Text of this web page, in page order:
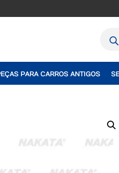
PARA CARROS ANTIGOS